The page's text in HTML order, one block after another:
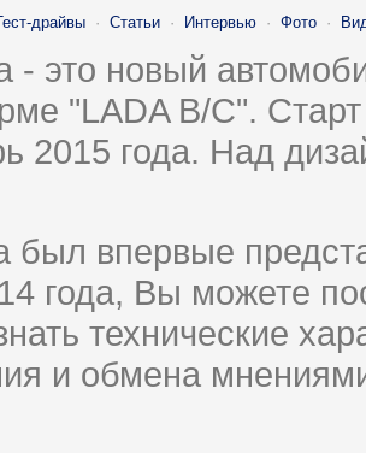
драйвы · Статьи · Интервью · Фото ·
- это новый
"LADA B/C".
2015 года. Над
был впервые
года, Вы можете
технические
и обмена